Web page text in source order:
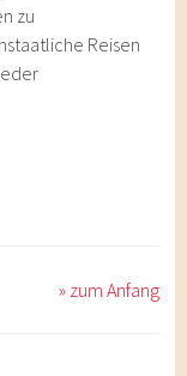
zu
Reisen
» zum Anfang